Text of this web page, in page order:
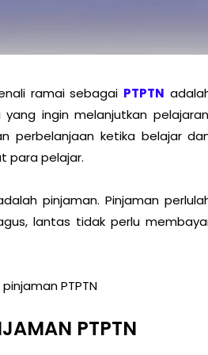
ramai sebagai PTPTN
ingin melanjutkan
perbelanjaan ketika belajar
para pelajar.
pinjaman. Pinjaman
lantas tidak perlu
PTPTN
PTPTN